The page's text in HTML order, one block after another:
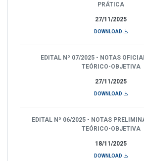
27/11/2025
PRÁTICA
DOWNLOAD
27/11/2025
EDITAL Nº 07/2025 - NOTAS
TEÓRICO-OBJETIVA
DOWNLOAD
18/11/2025
EDITAL Nº 06/2025 - NOTAS
TEÓRICO-OBJETIVA
DOWNLOAD